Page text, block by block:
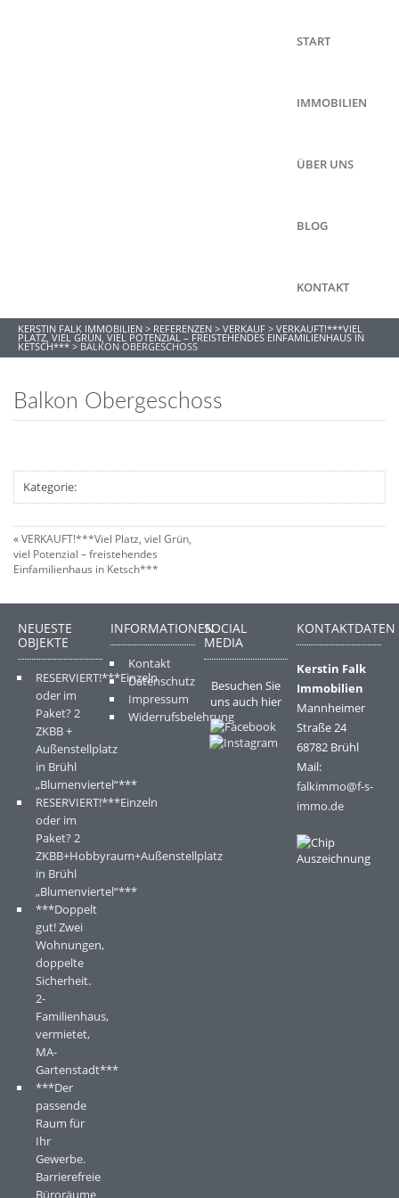
START
IMMOBILIEN
ÜBER UNS
BLOG
KONTAKT
KERSTIN FALK IMMOBILIEN > REFERENZEN > VERKAUF > VERKAUFT!***VIEL
PLATZ, VIEL GRÜN, VIEL POTENZIAL – FREISTEHENDES EINFAMILIENHAUS IN
KETSCH*** > BALKON OBERGESCHOSS
Balkon Obergeschoss
Kategorie:
«VERKAUFT!***Viel Platz, viel Grün,
viel Potenzial – freistehendes
Einfamilienhaus in Ketsch***
NEUESTE
OBJEKTE
RESERVIERT!***Einzeln
oder im
Paket? 2
ZKBB +
Außenstellplatz
in Brühl
„Blumenviertel“***
RESERVIERT!***Einzeln
oder im
Paket? 2
ZKBB+Hobbyraum+Außenstellplatz
in Brühl
„Blumenviertel“***
***Doppelt
gut! Zwei
Wohnungen,
doppelte
Sicherheit.
2-
Familienhaus,
vermietet,
MA-
Gartenstadt***
***Der
passende
Raum für
Ihr
Gewerbe.
Barrierefreie
Büroräume
INFORMATIONEN
Kontakt
Datenschutz
Impressum
Widerrufsbelehrung
SOCIAL
MEDIA
Besuchen Sie
uns auch hier
KONTAKTDATEN
Kerstin Falk
Immobilien
Mannheimer
Straße 24
68782 Brühl
Mail:
falkimmo@f-s-
immo.de